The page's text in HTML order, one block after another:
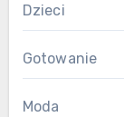
Dzieci
Gotowanie
Moda